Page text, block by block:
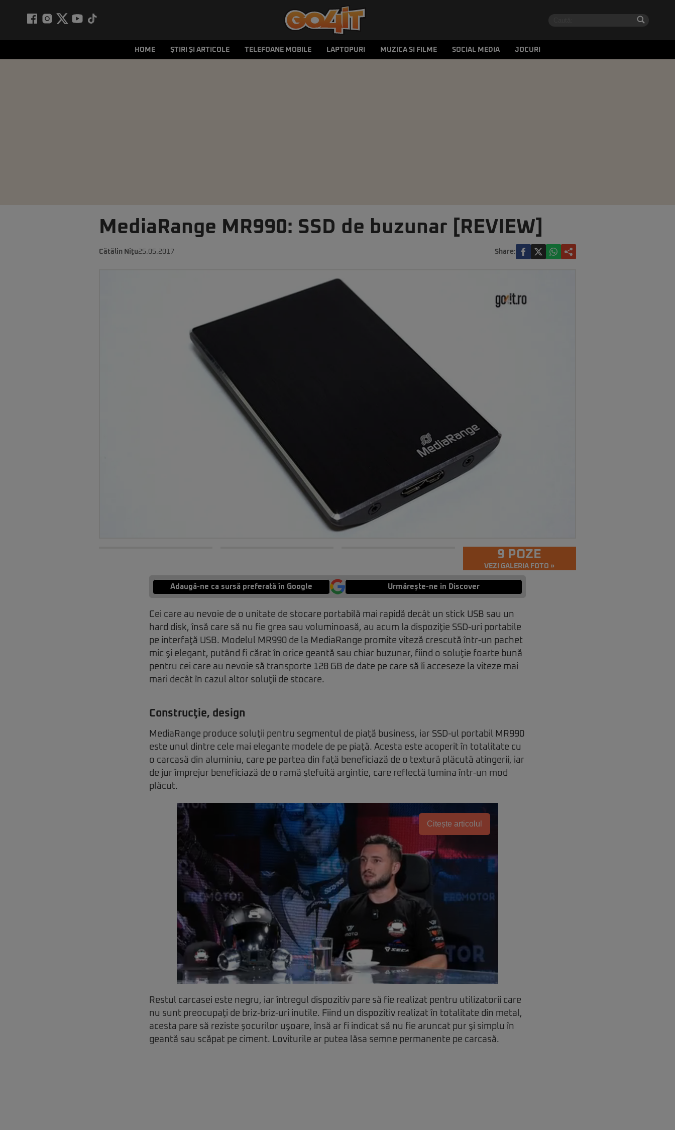
HOME ȘTIRI ȘI ARTICOLE TELEFOANE MOBILE LAPTOPURI MUZICA SI FILME SOCIAL MEDIA JOCURI
MediaRange MR990: SSD de buzunar [REVIEW]
Cătălin Niţu25.05.2017 Share:
9 POZE
VEZI GALERIA FOTO »
Adaugă-ne ca sursă preferată în Google Urmărește-ne in Discover
Cei care au nevoie de o unitate de stocare portabilă mai rapidă decât un stick USB sau un
hard disk, însă care să nu fie grea sau voluminoasă, au acum la dispoziţie SSD-uri portabile
pe interfaţă USB. Modelul MR990 de la MediaRange promite viteză crescută într-un pachet
mic şi elegant, putând fi cărat în orice geantă sau chiar buzunar, fiind o soluţie foarte bună
pentru cei care au nevoie să transporte 128 GB de date pe care să îi acceseze la viteze mai
mari decât în cazul altor soluţii de stocare.
Construcţie, design
MediaRange produce soluţii pentru segmentul de piaţă business, iar SSD-ul portabil MR990
este unul dintre cele mai elegante modele de pe piaţă. Acesta este acoperit în totalitate cu
o carcasă din aluminiu, care pe partea din faţă beneficiază de o textură plăcută atingerii, iar
de jur împrejur beneficiază de o ramă şlefuită argintie, care reflectă lumina într-un mod
plăcut.
Citește articolul
Restul carcasei este negru, iar întregul dispozitiv pare să fie realizat pentru utilizatorii care
nu sunt preocupaţi de briz-briz-uri inutile. Fiind un dispozitiv realizat în totalitate din metal,
acesta pare să reziste şocurilor uşoare, însă ar fi indicat să nu fie aruncat pur şi simplu în
geantă sau scăpat pe ciment. Loviturile ar putea lăsa semne permanente pe carcasă.